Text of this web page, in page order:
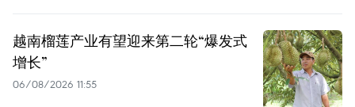
越南榴莲产业有望迎来第二轮“爆发式
增长”
06/08/2026 11:55